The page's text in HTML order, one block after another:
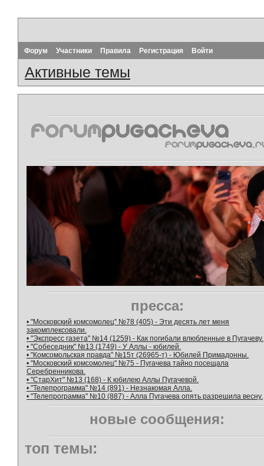
Форум Участники Правила Регистрация Войти
Активные темы
пресса:
• "Московский комсомолец" №78 (405) - Эти десять лет меня
закомплексовали.
• "Экспресс газета" №14 (1259) - Как погибали влюбленные в Пугачеву.
• "Собеседник" №13 (1749) - У Аллы - юбилей.
• "Комсомольская правда" №15т (26965-т) - Юбилей Примадонны.
• "Московский комсомолец" №75 - Пугачева тайно посещала
Серебренникова.
• "СтарХит" №13 (168) - К юбилею Аллы Пугачевой.
• "Телепрограмма" №14 (891) - Незнакомая Алла.
• "Телепрограмма" №10 (887) - Алла Пугачева опять разрешила весну.
новые сообщения:
топ темы: